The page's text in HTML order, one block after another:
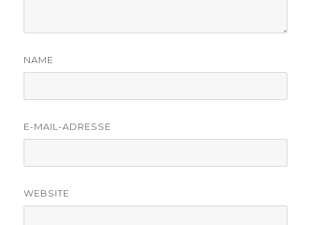
NAME
E-MAIL-ADRESSE
WEBSITE